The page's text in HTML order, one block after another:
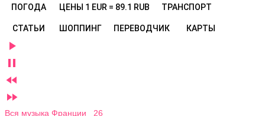
ПОГОДА ЦЕНЫ 1 EUR = 89.1 RUB ТРАНСПОРТ
СТАТЬИ ШОППИНГ ПЕРЕВОДЧИК КАРТЫ




Вся музыка Франции 26